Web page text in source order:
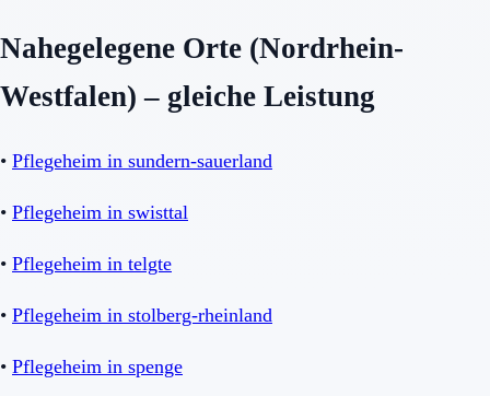
Nahegelegene Orte (Nordrhein-
Westfalen) – gleiche Leistung
• Pflegeheim in sundern-sauerland
• Pflegeheim in swisttal
• Pflegeheim in telgte
• Pflegeheim in stolberg-rheinland
• Pflegeheim in spenge